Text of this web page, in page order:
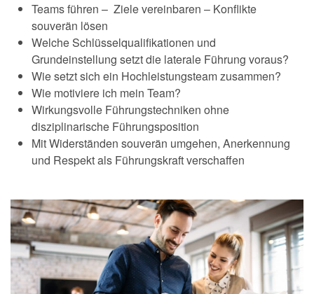
Teams führen – Ziele vereinbaren – Konflikte
souverän lösen
Welche Schlüsselqualifikationen und
Grundeinstellung setzt die laterale Führung voraus?
Wie setzt sich ein Hochleistungsteam zusammen?
Wie motiviere ich mein Team?
Wirkungsvolle Führungstechniken ohne
disziplinarische Führungsposition
Mit Widerständen souverän umgehen, Anerkennung
und Respekt als Führungskraft verschaffen